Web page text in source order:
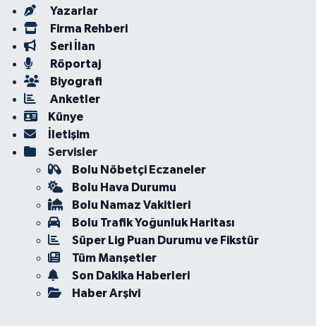
Yazarlar
Firma Rehberi
Seri İlan
Röportaj
Biyografi
Anketler
Künye
İletişim
Servisler
Bolu Nöbetçi Eczaneler
Bolu Hava Durumu
Bolu Namaz Vakitleri
Bolu Trafik Yoğunluk Haritası
Süper Lig Puan Durumu ve Fikstür
Tüm Manşetler
Son Dakika Haberleri
Haber Arşivi